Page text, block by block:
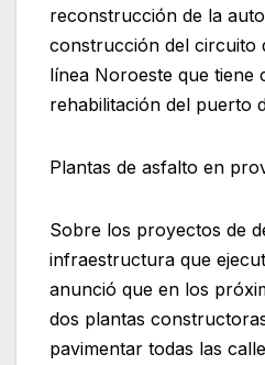
reconstrucción de la
construcción del circuito
línea Noroeste que tiene
rehabilitación del puerto
Plantas de asfalto en
Sobre los proyectos de
infraestructura que
anunció que en los
dos plantas
pavimentar todas las